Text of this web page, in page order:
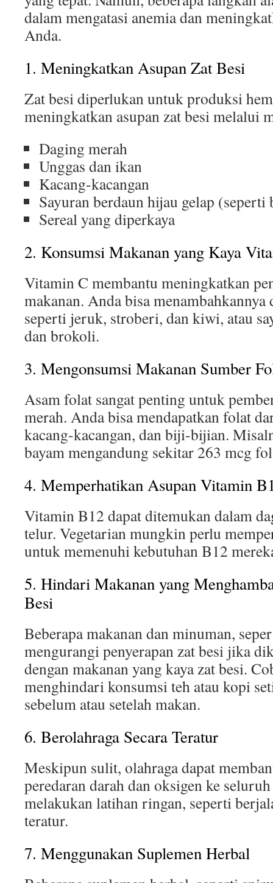
dalam mengatasi anemia dan
Anda.
1. Meningkatkan Asupan Zat Besi
Zat besi diperlukan untuk produksi
meningkatkan asupan zat besi melalui
Daging merah
Unggas dan ikan
Kacang-kacangan
Sayuran berdaun hijau gelap (seperti
Sereal yang diperkaya
2. Konsumsi Makanan yang Kaya
Vitamin C membantu meningkatkan
makanan. Anda bisa menambahkannya
seperti jeruk, stroberi, dan kiwi, atau
dan brokoli.
3. Mengonsumsi Makanan Sumber
Asam folat sangat penting untuk
merah. Anda bisa mendapatkan folat
kacang-kacangan, dan biji-bijian.
bayam mengandung sekitar 263 mcg
4. Memperhatikan Asupan Vitamin
Vitamin B12 dapat ditemukan dalam
telur. Vegetarian mungkin perlu
untuk memenuhi kebutuhan B12
5. Hindari Makanan yang
Besi
Beberapa makanan dan minuman,
mengurangi penyerapan zat besi jika
dengan makanan yang kaya zat besi.
menghindari konsumsi teh atau kopi
sebelum atau setelah makan.
6. Berolahraga Secara Teratur
Meskipun sulit, olahraga dapat
peredaran darah dan oksigen ke
melakukan latihan ringan, seperti
teratur.
7. Menggunakan Suplemen Herbal